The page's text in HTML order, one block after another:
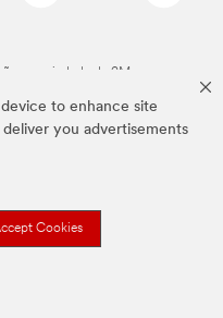
to enhance site
you advertisements
Cookies
propriedade da 3M.